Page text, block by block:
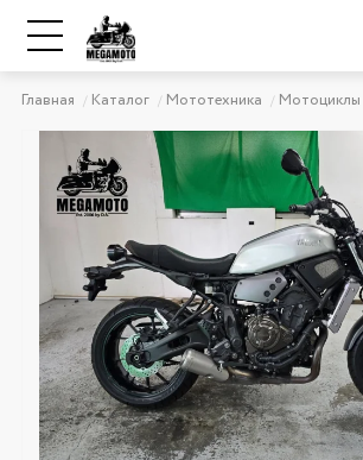
Главная Каталог Мототехника Мотоциклы